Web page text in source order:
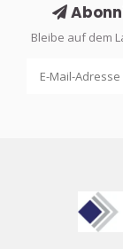
Bleibe auf dem